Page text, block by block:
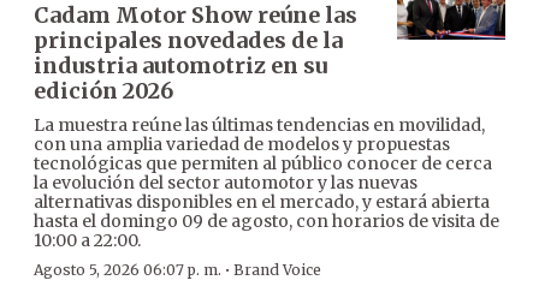
Cadam Motor Show reúne las
principales novedades de la
industria automotriz en su
edición 2026
La muestra reúne las últimas tendencias en movilidad,
con una amplia variedad de modelos y propuestas
tecnológicas que permiten al público conocer de cerca
la evolución del sector automotor y las nuevas
alternativas disponibles en el mercado, y estará abierta
hasta el domingo 09 de agosto, con horarios de visita de
10:00 a 22:00.
Agosto 5, 2026 06:07 p. m. · Brand Voice